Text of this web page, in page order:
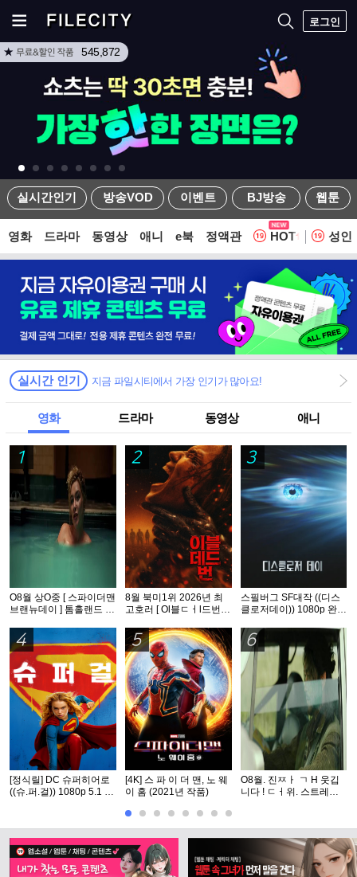
로그인
실시간인기 방송VOD 이벤트 BJ방송 웹툰
545,872
영화 드라마 동영상 애니 e북 정액관 HOT 웹
성인
실시간 인기 지금 파일시티에서 가장 인기가 많아요!
영화 드라마 동영상 애니
1
O8월 상O중 [ 스파이더맨
브랜뉴데이 ] 톰홀랜드 -
5.1
2
8월 북미1위 2026년 최
고호러 [ Ol블ㄷㅓl드번 ]
3
스필버그 SF대작 ((디스
클로저데이)) 1080p 완벽
4
[정식릴] DC 슈퍼히어로
((슈.퍼.걸)) 1080p 5.1 공
5
[4K] 스 파 이 더 맨, 노 웨
이 홈 (2021년 작품)
6
O8월. 진ㅉㅏ ㄱ H 웃깁
니다 ! ㄷㅓ위. 스트레스